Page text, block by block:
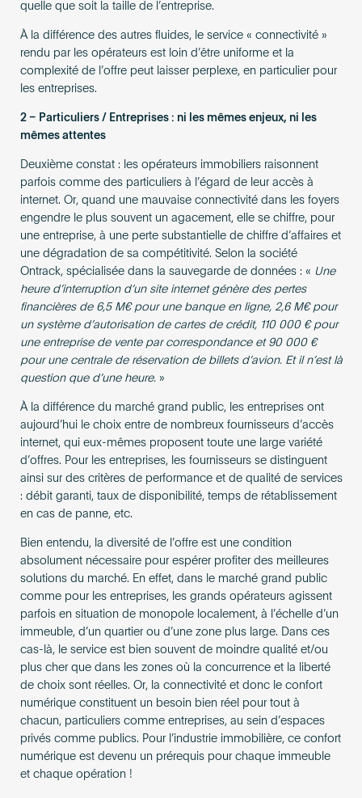
quelle que soit la taille de l’entreprise.
À la différence des autres fluides, le service « connectivité »
rendu par les opérateurs est loin d’être uniforme et la
complexité de l’offre peut laisser perplexe, en particulier pour
les entreprises.
2 – Particuliers / Entreprises : ni les mêmes enjeux, ni les
mêmes attentes
Deuxième constat : les opérateurs immobiliers raisonnent
parfois comme des particuliers à l’égard de leur accès à
internet. Or, quand une mauvaise connectivité dans les foyers
engendre le plus souvent un agacement, elle se chiffre, pour
une entreprise, à une perte substantielle de chiffre d’affaires et
une dégradation de sa compétitivité. Selon la société
Ontrack, spécialisée dans la sauvegarde de données : « Une
heure d’interruption d’un site internet génère des pertes
financières de 6,5 M€ pour une banque en ligne, 2,6 M€ pour
un système d’autorisation de cartes de crédit, 110 000 € pour
une entreprise de vente par correspondance et 90 000 €
pour une centrale de réservation de billets d’avion. Et il n’est là
question que d’une heure.»
À la différence du marché grand public, les entreprises ont
aujourd’hui le choix entre de nombreux fournisseurs d’accès
internet, qui eux-mêmes proposent toute une large variété
d’offres. Pour les entreprises, les fournisseurs se distinguent
ainsi sur des critères de performance et de qualité de services
: débit garanti, taux de disponibilité, temps de rétablissement
en cas de panne, etc.
Bien entendu, la diversité de l’offre est une condition
absolument nécessaire pour espérer profiter des meilleures
solutions du marché. En effet, dans le marché grand public
comme pour les entreprises, les grands opérateurs agissent
parfois en situation de monopole localement, à l’échelle d’un
immeuble, d’un quartier ou d’une zone plus large. Dans ces
cas-là, le service est bien souvent de moindre qualité et/ou
plus cher que dans les zones où la concurrence et la liberté
de choix sont réelles. Or, la connectivité et donc le confort
numérique constituent un besoin bien réel pour tout à
chacun, particuliers comme entreprises, au sein d’espaces
privés comme publics. Pour l’industrie immobilière, ce confort
numérique est devenu un prérequis pour chaque immeuble
et chaque opération !